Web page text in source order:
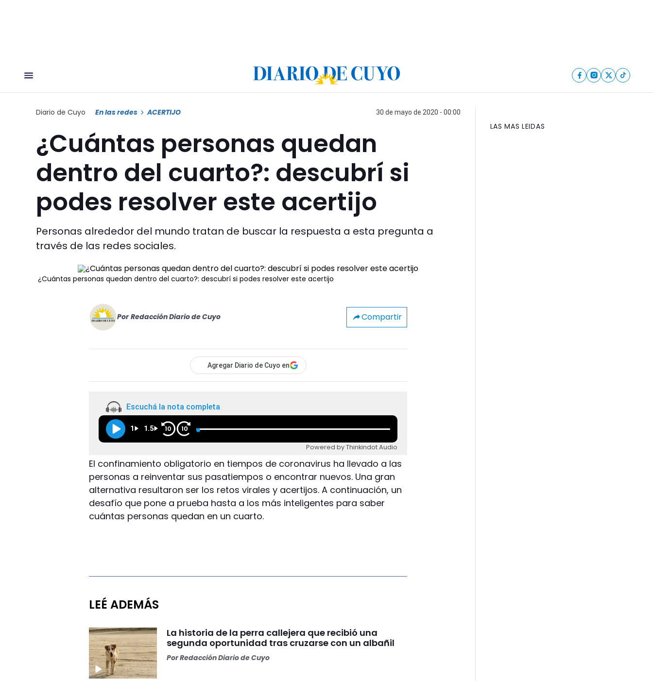
Diario de Cuyo En las redes ACERTIJO 30 de mayo de 2020 - 00:00
¿Cuántas personas quedan
dentro del cuarto?: descubrí si
podes resolver este acertijo
Personas alrededor del mundo tratan de buscar la respuesta a esta pregunta a
través de las redes sociales.
¿Cuántas personas quedan dentro del cuarto?: descubrí si podes resolver este acertijo
Por Redacción Diario de Cuyo Compartir
Agregar Diario de Cuyo en
Escuchá la nota completa
1 1.5 10 10
Powered by Thinkindot Audio
El confinamiento obligatorio en tiempos de coronavirus ha llevado a las
personas a reinventar sus pasatiempos o encontrar nuevos. Una gran
alternativa resultaron ser los retos virales y acertijos. A continuación, un
desafío que pone a prueba hasta a los más inteligentes para saber
cuántas personas quedan en un cuarto.
LEÉ ADEMÁS
La historia de la perra callejera que recibió una
segunda oportunidad tras cruzarse con un albañil
PorRedacción Diario de Cuyo
LAS MAS LEIDAS